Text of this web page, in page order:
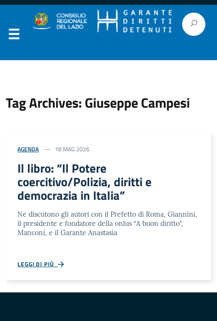
Tag Archives: Giuseppe Campesi
AGENDA 18 MAG 2026
Il libro: “Il Potere
coercitivo/Polizia, diritti e
democrazia in Italia”
Ne discutono gli autori con il Prefetto di Roma, Giannini,
il presidente e fondatore della onlus “A buon diritto”,
Manconi, e il Garante Anastasìa
LEGGI DI PIÙ